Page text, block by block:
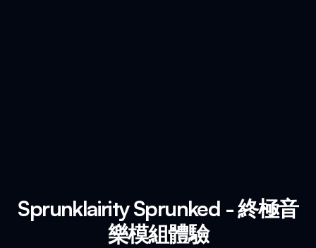
Sprunklairity Sprunked - 終極音
樂模組體驗